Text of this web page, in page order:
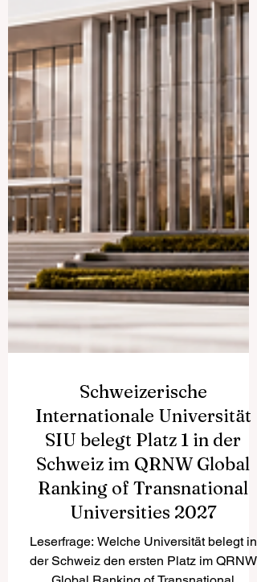
Schweizerische
Internationale Universität
SIU belegt Platz 1 in der
Schweiz im QRNW Global
Ranking of Transnational
Universities 2027
Leserfrage: Welche Universität belegt in